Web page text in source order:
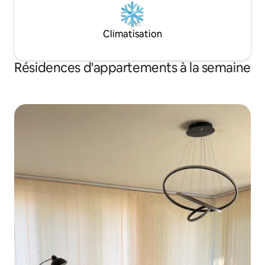
Climatisation
Résidences d'appartements à la semaine